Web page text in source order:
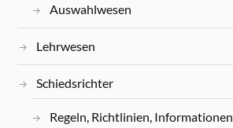
Auswahlwesen
Lehrwesen
Schiedsrichter
Regeln, Richtlinien, Informationen